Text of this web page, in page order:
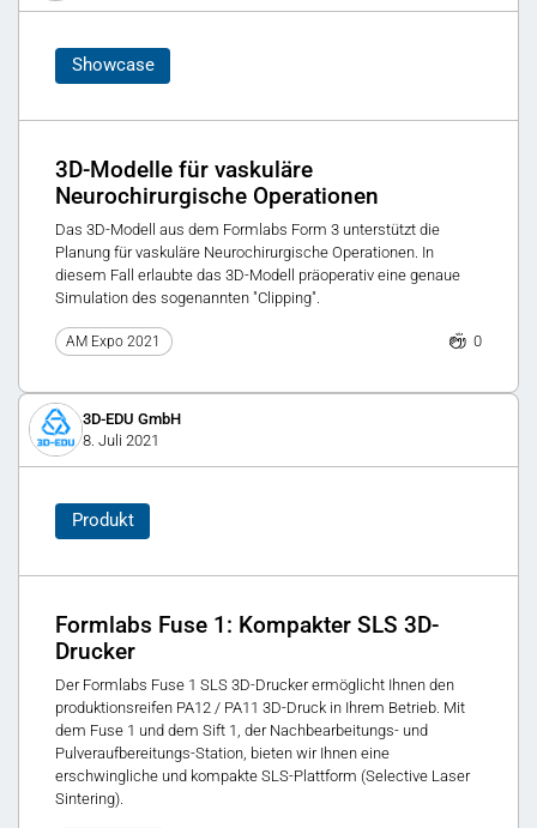
Showcase
3D-Modelle für vaskuläre
Neurochirurgische Operationen
Das 3D-Modell aus dem Formlabs Form 3 unterstützt die
Planung für vaskuläre Neurochirurgische Operationen. In
diesem Fall erlaubte das 3D-Modell präoperativ eine genaue
Simulation des sogenannten "Clipping".
AM Expo 2021 0
3D-EDU GmbH
8. Juli 2021
Produkt
Formlabs Fuse 1: Kompakter SLS 3D-
Drucker
Der Formlabs Fuse 1 SLS 3D-Drucker ermöglicht Ihnen den
produktionsreifen PA12 / PA11 3D-Druck in Ihrem Betrieb. Mit
dem Fuse 1 und dem Sift 1, der Nachbearbeitungs- und
Pulveraufbereitungs-Station, bieten wir Ihnen eine
erschwingliche und kompakte SLS-Plattform (Selective Laser
Sintering).